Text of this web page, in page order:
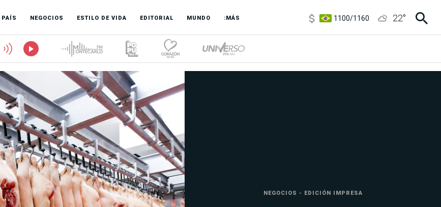
PAÍS NEGOCIOS ESTILO DE VIDA EDITORIAL MUNDO :MÁS
3,8/4
22°
NEGOCIOS - EDICIÓN IMPRESA